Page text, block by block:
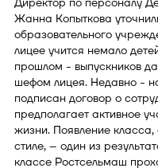
Жанна Копыткова
образовательного
лицее учится немало
прошлом - выпускников
шефом лицея. Недавно -
подписан договор о
предполагает активное
жизни. Появление
стиле, – один из
классе Ростсельмаш